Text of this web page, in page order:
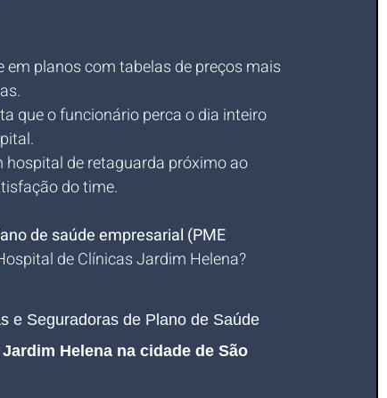
em planos com tabelas de preços mais
que o funcionário perca o dia inteiro
hospital de retaguarda próximo ao
do time.
de saúde empresarial (PME
de Clínicas Jardim Helena?
e Seguradoras de Plano de Saúde
Helena na cidade de São